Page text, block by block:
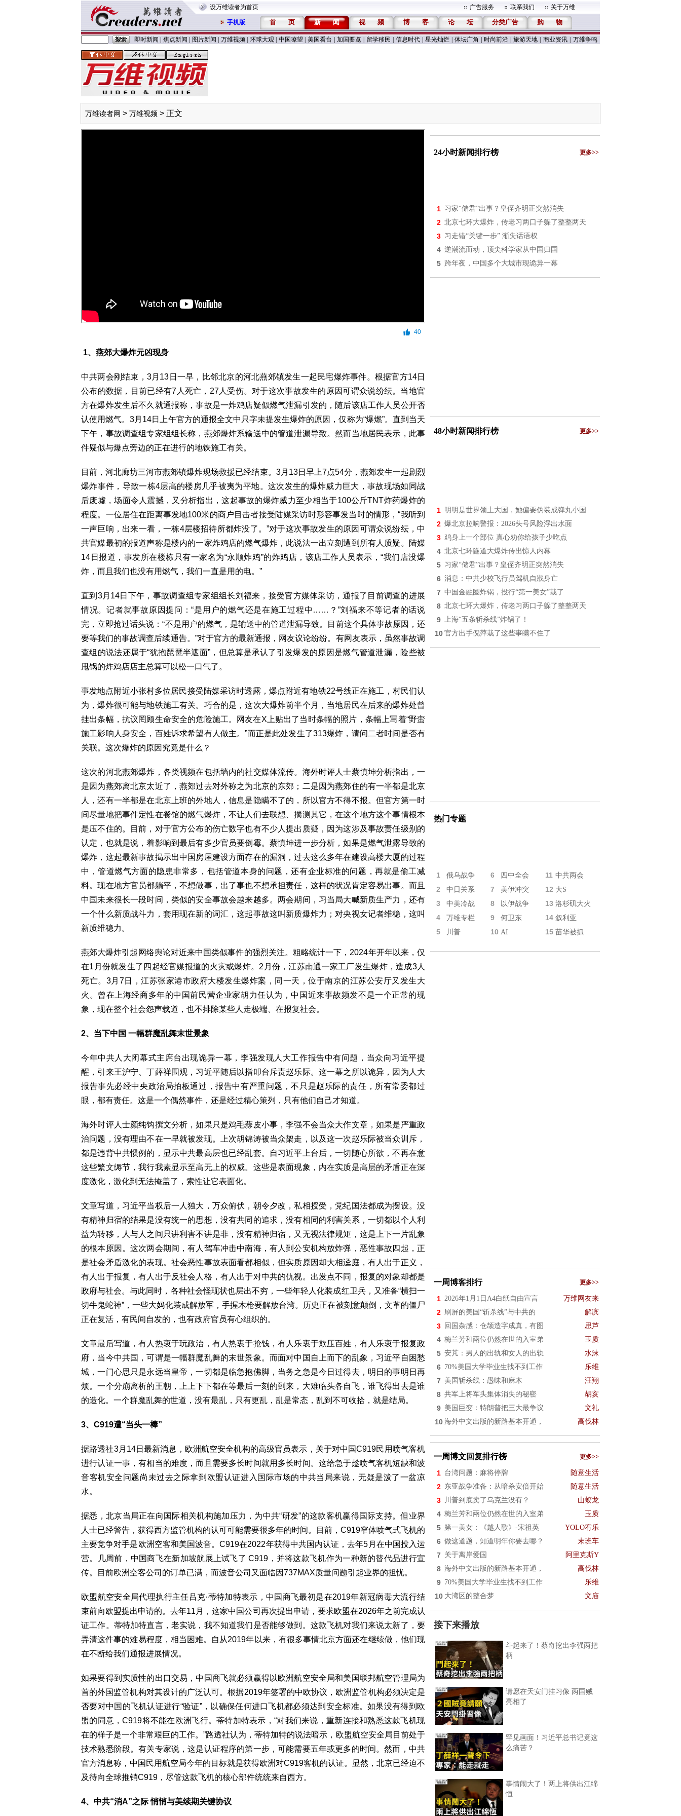
设万维读者为首页 广告服务 联系我们 关于万维
手机版 首 页 新 闻 视 频 博 客 论 坛 分类广告 购 物
即时新闻 焦点新闻 图片新闻 万维视频 环球大观 中国嘹望 美国看台 加国要览 留学移民 信息时代 星光灿烂 体坛广角 时尚前沿 旅游天地 商业资讯 万维争鸣
万维读者网 > 万维视频 > 正文
40
1、燕郊大爆炸元凶现身
中共两会刚结束，3月13日一早，比邻北京的河北燕郊镇发生一起民宅爆炸事件。根据官方14日
公布的数据，目前已经有7人死亡，27人受伤。对于这次事故发生的原因可谓众说纷纭。当地官
方在爆炸发生后不久就通报称，事故是一炸鸡店疑似燃气泄漏引发的，随后该店工作人员公开否
认使用燃气。3月14日上午官方的通报全文中只字未提发生爆炸的原因，仅称为“爆燃”。直到当天
下午，事故调查组专家组组长称，燕郊爆炸系输送中的管道泄漏导致。然而当地居民表示，此事
件疑似与爆点旁边的正在进行的地铁施工有关。
目前，河北廊坊三河市燕郊镇爆炸现场救援已经结束。3月13日早上7点54分，燕郊发生一起剧烈
爆炸事件，导致一栋4层高的楼房几乎被夷为平地。这次发生的爆炸威力巨大，事故现场如同战
后废墟，场面令人震撼，又分析指出，这起事故的爆炸威力至少相当于100公斤TNT炸药爆炸的
程度。一位居住在距离事发地100米的商户目击者接受陆媒采访时形容事发当时的情形，“我听到
一声巨响，出来一看，一栋4层楼招待所都炸没了。”对于这次事故发生的原因可谓众说纷纭，中
共官媒最初的报道声称是楼内的一家炸鸡店的燃气爆炸，此说法一出立刻遭到所有人质疑。陆媒
14日报道，事发所在楼栋只有一家名为“永顺炸鸡”的炸鸡店，该店工作人员表示，“我们店没爆
炸，而且我们也没有用燃气，我们一直是用的电。”
直到3月14日下午，事故调查组专家组组长刘福来，接受官方媒体采访，通报了目前调查的进展
情况。记者就事故原因提问：“是用户的燃气还是在施工过程中……？”刘福来不等记者的话说
完，立即抢过话头说：“不是用户的燃气，是输送中的管道泄漏导致。目前这个具体事故原因，还
要等我们的事故调查后续通告。”对于官方的最新通报，网友议论纷纷。有网友表示，虽然事故调
查组的说法还属于“犹抱琵琶半遮面”，但总算是承认了引发爆发的原因是燃气管道泄漏，险些被
甩锅的炸鸡店店主总算可以松一口气了。
事发地点附近小张村多位居民接受陆媒采访时透露，爆点附近有地铁22号线正在施工，村民们认
为，爆炸很可能与地铁施工有关。巧合的是，这次大爆炸前半个月，当地居民在后来的爆炸处曾
挂出条幅，抗议罔顾生命安全的危险施工。网友在X上贴出了当时条幅的照片，条幅上写着“野蛮
施工影响人身安全，百姓诉求希望有人做主。”而正是此处发生了313爆炸，请问二者时间是否有
关联。这次爆炸的原因究竟是什么？
这次的河北燕郊爆炸，各类视频在包括墙内的社交媒体流传。海外时评人士蔡慎坤分析指出，一
是因为燕郊离北京太近了，燕郊过去对外称之为北京的东郊；二是因为燕郊住的有一半都是北京
人，还有一半都是在北京上班的外地人，信息是隐瞒不了的，所以官方不得不报。但官方第一时
间尽量地把事件定性在餐馆的燃气爆炸，不让人们去联想、揣测其它，在这个地方这个事情根本
是压不住的。目前，对于官方公布的伤亡数字也有不少人提出质疑，因为这涉及事故责任级别的
认定，也就是说，着影响到最后有多少官员要倒霉。蔡慎坤进一步分析，如果是燃气泄露导致的
爆炸，这起最新事故揭示出中国房屋建设方面存在的漏洞，过去这么多年在建设高楼大厦的过程
中，管道燃气方面的隐患非常多，包括管道本身的问题，还有企业标准的问题，再就是偷工减
料。现在地方官员都躺平，不想做事，出了事也不想承担责任，这样的状况肯定容易出事。而且
中国未来很长一段时间，类似的安全事故会越来越多。两会期间，习当局大喊新质生产力，还有
一个什么新质战斗力，套用现在新的词汇，这起事故这叫新质爆炸力；对央视女记者维稳，这叫
新质维稳力。
燕郊大爆炸引起网络舆论对近来中国类似事件的强烈关注。粗略统计一下，2024年开年以来，仅
在1月份就发生了四起经官媒报道的火灾或爆炸。2月份，江苏南通一家工厂发生爆炸，造成3人
死亡。3月7日，江苏张家港市政府大楼发生爆炸案，同一天，位于南京的江苏公安厅又发生大
火。曾在上海经商多年的中国前民营企业家胡力任认为，中国近来事故频发不是一个正常的现
象，现在整个社会怨声载道，也不排除某些人走极端、在报复社会。
2、当下中国 一幅群魔乱舞末世景象
今年中共人大闭幕式主席台出现诡异一幕，李强发现人大工作报告中有问题，当众向习近平提
醒，引来王沪宁、丁薛祥围观，习近平随后以指叩台斥责赵乐际。这一幕之所以诡异，因为人大
报告事先必经中央政治局拍板通过，报告中有严重问题，不只是赵乐际的责任，所有常委都过
眼，都有责任。这是一个偶然事件，还是经过精心策列，只有他们自己才知道。
海外时评人士颜纯钩撰文分析，如果只是鸡毛蒜皮小事，李强不会当众大作文章，如果是严重政
治问题，没有理由不在一早就被发现。上次胡锦涛被当众架走，以及这一次赵乐际被当众训斥，
都是违背中共惯例的，显示中共最高层也已经乱套。自习近平上台后，一切随心所欲，不再在意
这些繁文缛节，我行我素显示至高无上的权威。这些是表面现象，内在实质是高层的矛盾正在深
度激化，激化到无法掩盖了，索性让它表面化。
文章写道，习近平当权后一人独大，万众俯伏，朝令夕改，私相授受，党纪国法都成为摆设。没
有精神归宿的结果是没有统一的思想，没有共同的追求，没有相同的利害关系，一切都以个人利
益为转移，人与人之间只讲利害不讲是非，没有精神归宿，又无视法律规矩，这是上下一片乱象
的根本原因。这次两会期间，有人驾车冲击中南海，有人到公安机构放炸弹，恶性事故四起，正
是社会矛盾激化的表现。社会恶性事故表面看都相似，但实质原因却大相迳庭，有人出于正义，
有人出于报复，有人出于反社会人格，有人出于对中共的仇视。出发点不同，报复的对象却都是
政府与社会。与此同时，各种社会怪现状也层出不穷，一些年轻人化装成红卫兵，又准备“横扫一
切牛鬼蛇神”，一些大妈化装成解放军，手握木枪要解放台湾。历史正在被刻意颠倒，文革的僵尸
正在复活，有民间自发的，也有政府官员有心组织的。
文章最后写道，有人热衷于玩政治，有人热衷于抢钱，有人乐衷于欺压百姓，有人乐衷于报复政
府，当今中共国，可谓是一幅群魔乱舞的末世景象。而面对中国自上而下的乱象，习近平自困愁
城，一门心思只是永远当皇帝，一切都是临急抱佛脚，当务之急是今日过得去，明日的事明日再
烦。一个分崩离析的王朝，上上下下都在等最后一刻的到来，大难临头各自飞，谁飞得出去是谁
的造化。一个群魔乱舞的世道，没有最乱，只有更乱，乱是常态，乱到不可收拾，就是结局。
3、C919遭“当头一棒”
据路透社3月14日最新消息，欧洲航空安全机构的高级官员表示，关于对中国C919民用喷气客机
进行认证一事，有相当的难度，而且需要多长时间就用多长时间。这给急于趁喷气客机短缺和波
音客机安全问题尚未过去之际拿到欧盟认证进入国际市场的中共当局来说，无疑是泼了一盆凉
水。
据悉，北京当局正在向国际相关机构施加压力，为中共“研发”的这款客机赢得国际支持。但业界
人士已经警告，获得西方监管机构的认可可能需要很多年的时间。目前，C919窄体喷气式飞机的
主要竞争对手是欧洲空客和美国波音。C919在2022年获得中共国内认证，去年5月在中国投入运
营。几周前，中国商飞在新加坡航展上试飞了 C919，并将这款飞机作为一种新的替代品进行宣
传。目前欧洲空客公司的订单已满，而波音公司又面临因737MAX质量问题引起业界的担忧。
欧盟航空安全局代理执行主任吕克·蒂特加特表示，中国商飞最初是在2019年新冠病毒大流行结
束前向欧盟提出申请的。去年11月，这家中国公司再次提出申请，要求欧盟在2026年之前完成认
证工作。蒂特加特直言，老实说，我不知道我们是否能够做到。这款飞机对我们来说太新了，要
弄清这件事的难易程度，相当困难。自从2019年以来，有很多事情北京方面还在继续做，他们现
在不断给我们通报进展情况。
如果要得到实质性的出口交易，中国商飞就必须赢得以欧洲航空安全局和美国联邦航空管理局为
首的外国监管机构对其设计的广泛认可。根据2019年签署的中欧协议，欧洲监管机构必须决定是
否要对中国的飞机认证进行“验证”，以确保任何进口飞机都必须达到安全标准。如果没有得到欧
盟的同意，C919将不能在欧洲飞行。蒂特加特表示，“对我们来说，重新连接和熟悉这款飞机现
在的样子是一个非常艰巨的工作。”路透社认为，蒂特加特的说法暗示，欧盟航空安全局目前处于
技术熟悉阶段。有关专家说，这是认证程序的第一步，可能需要五年或更多的时间。然而，中共
官方消息称，中国民用航空局今年的目标就是获得欧洲对C919客机的认证。显然，北京已经迫不
及待向全球推销C919，尽管这款飞机的核心部件统统来自西方。
4、中共“消A”之际 悄悄与美续期关键协议
24小时新闻排行榜 更多>>
1 习家“储君”出事？皇侄齐明正突然消失
2 北京七环大爆炸，传老习两口子躲了整整两天
3 习走错“关键一步” 渐失话语权
4 逆潮流而动，顶尖科学家从中国归国
5 跨年夜，中国多个大城市现诡异一幕
48小时新闻排行榜 更多>>
1 明明是世界领土大国，她偏要伪装成弹丸小国
2 爆北京拉响警报：2026头号风险浮出水面
3 鸡身上一个部位 真心劝你给孩子少吃点
4 北京七环隧道大爆炸传出惊人内幕
5 习家“储君”出事？皇侄齐明正突然消失
6 消息：中共少校飞行员驾机自戕身亡
7 中国金融圈炸锅，投行“第一美女”栽了
8 北京七环大爆炸，传老习两口子躲了整整两天
9 上海“五条斩杀线”炸锅了！
10 官方出手倪萍栽了这些事瞒不住了
热门专题
1 俄乌战争 6 四中全会 11 中共两会
2 中日关系 7 美伊冲突 12 大S
3 中美冷战 8 以伊战争 13 洛杉矶大火
4 万维专栏 9 何卫东 14 叙利亚
5 川普 10 AI 15 苗华被抓
一周博客排行 更多>>
1 2026年1月1日A4白纸自由宣言 万维网友来
2 刷屏的美国“斩杀线”与中共的 解滨
3 回国杂感：仓颉造字成真，有图 思芦
4 梅兰芳和兩位仍然在世的入室弟 玉质
5 安芃：男人的出轨和女人的出轨 水沫
6 70%美国大学毕业生找不到工作 乐维
7 美国斩杀线：愚昧和麻木 汪翔
8 共军上将军头集体消失的秘密 胡亥
9 美国巨变：特朗普把三大最争议 文礼
10 海外中文出版的新路基本开通， 高伐林
一周博文回复排行榜 更多>>
1 台湾问题：麻将停牌 随意生活
2 东亚战争准备：从暗杀安倍开始 随意生活
3 川普到底卖了乌克兰没有？ 山蛟龙
4 梅兰芳和兩位仍然在世的入室弟 玉质
5 第一美女：《越人歌》-宋祖英 YOLO宥乐
6 做这道题，知道明年你要去哪？ 末班车
7 关于离岸爱国 阿里克斯Y
8 海外中文出版的新路基本开通， 高伐林
9 70%美国大学毕业生找不到工作 乐维
10 大湾区的整合梦 文庙
接下来播放
斗起来了！蔡奇挖出李强两把
柄
请愿在天安门挂习像 两国贼
亮相了
罕见画面！习近平总书记竟这
么痛苦？
事情闹大了！两上将供出江绵
恒